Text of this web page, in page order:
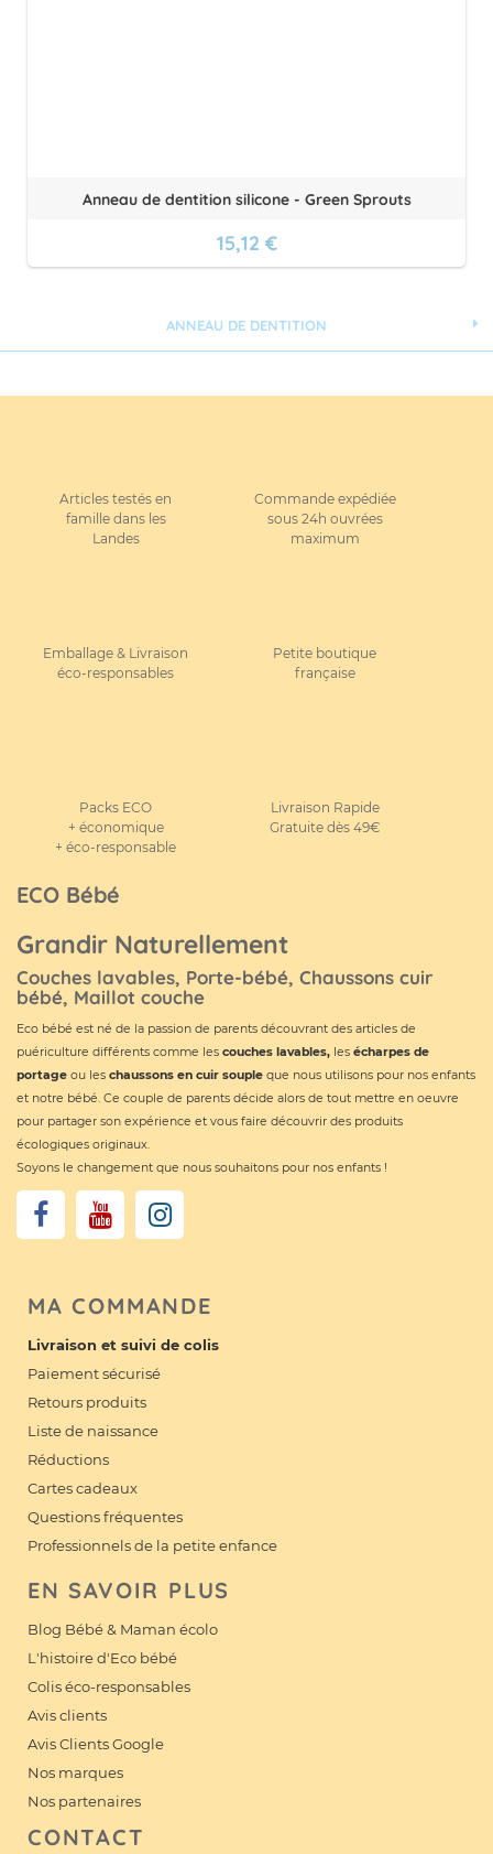
ANNEAU DE DENTITION
Anneau de dentition silicone - Green Sprouts
15,12 €
Articles testés en
famille dans les
Landes
Commande expédiée
sous 24h ouvrées
maximum
Emballage & Livraison
éco-responsables
Petite boutique
française
Packs ECO
+ économique
+ éco-responsable
Livraison Rapide
Gratuite dès 49€
ECO Bébé
Grandir Naturellement
Couches lavables, Porte-bébé, Chaussons cuir
bébé, Maillot couche
Eco bébé est né de la passion de parents découvrant des articles de
puériculture différents comme les couches lavables, les écharpes de
portage ou les chaussons en cuir souple que nous utilisons pour nos enfants
et notre bébé. Ce couple de parents décide alors de tout mettre en oeuvre
pour partager son expérience et vous faire découvrir des produits
écologiques originaux.
Soyons le changement que nous souhaitons pour nos enfants !
MA COMMANDE
Livraison et suivi de colis
Paiement sécurisé
Retours produits
Liste de naissance
Réductions
Cartes cadeaux
Questions fréquentes
Professionnels de la petite enfance
EN SAVOIR PLUS
Blog Bébé & Maman écolo
L'histoire d'Eco bébé
Colis éco-responsables
Avis clients
Avis Clients Google
Nos marques
Nos partenaires
CONTACT